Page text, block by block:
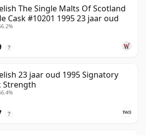
The Single Malts Of Scotland
Cask #10201 1995 23 jaar oud
?
23 jaar oud 1995 Signatory
Strength
?